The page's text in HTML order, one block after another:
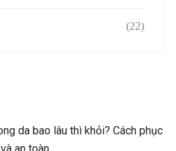
(22)
da bao lâu thì khỏi? Cách phục